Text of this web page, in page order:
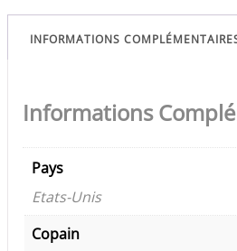
INFORMATIONS
Informations
Pays
Etats-Unis
Copain